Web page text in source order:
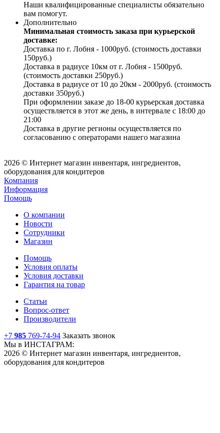
Наши квалифицированные специалисты обязательно
вам помогут.
Дополнительно
Минимальная стоимость заказа при курьерской
доставке:
Доставка по г. Лобня - 1000руб. (стоимость доставки
150руб.)
Доставка в радиусе 10км от г. Лобня - 1500руб.
(стоимость доставки 250руб.)
Доставка в радиусе от 10 до 20км - 2000руб. (стоимость
доставки 350руб.)
При оформлении заказе до 18-00 курьерская доставка
осуществляется в этот же день, в интервале с 18:00 до
21:00
Доставка в другие регионы осуществляется по
согласованию с операторами нашего магазина
2026 © Интернет магазин инвентаря, ингредиентов,
оборудования для кондитеров
Компания
Информация
Помощь
О компании
Новости
Сотрудники
Магазин
Помощь
Условия оплаты
Условия доставки
Гарантия на товар
Статьи
Вопрос-ответ
Производители
+7 985 769-74-94 Заказать звонок
Мы в ИНСТАГРАМ:
2026 © Интернет магазин инвентаря, ингредиентов,
оборудования для кондитеров